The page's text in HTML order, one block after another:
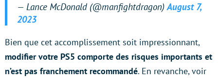
— Lance McDonald (@manfightdragon) August 7,
2023
Bien que cet accomplissement soit impressionnant,
modifier votre PS5 comporte des risques importants et
n’est pas franchement recommandé. En revanche, voir